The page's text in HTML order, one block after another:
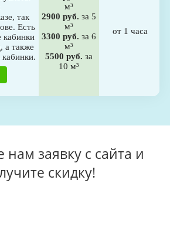
так
Есть
кабинки
а также
м³
2900 руб. за 5
м³
3300 руб. за 6
м³
5500 руб. за
10 м³
от 1 часа
нам заявку с сайта и
скидку!